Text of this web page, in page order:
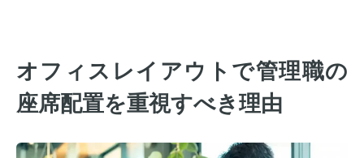
オフィスレイアウトで管理職の
座席配置を重視すべき理由